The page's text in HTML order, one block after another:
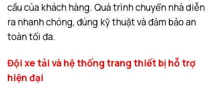
cầu của khách hàng. Quá trình chuyển nhà diễn
ra nhanh chóng, đúng kỹ thuật và đảm bảo an
toàn tối đa.
Đội xe tải và hệ thống trang thiết bị hỗ trợ
hiện đại